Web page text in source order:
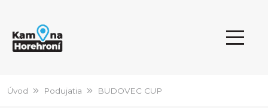
Úvod Podujatia BUDOVEC CUP